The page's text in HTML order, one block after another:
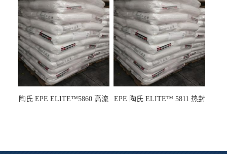
龙
陶氏 EPE ELITE™5860 高流
EPE 陶氏 ELITE™ 5811 热封